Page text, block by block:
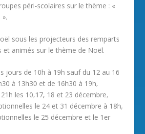
péri-scolaires sur le thème : «
sous les projecteurs des remparts
et animés sur le thème de Noël.
jours de 10h à 19h sauf du 12 au 16
à 13h30 et de 16h30 à 19h,
les 10,17, 18 et 23 décembre,
le 24 et 31 décembre à 18h,
le 25 décembre et le 1er